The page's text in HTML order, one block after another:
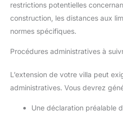
restrictions potentielles
construction, les distances aux
normes spécifiques.
Procédures administratives à
L’extension de votre villa peut
administratives. Vous devrez
Une déclaration préalable